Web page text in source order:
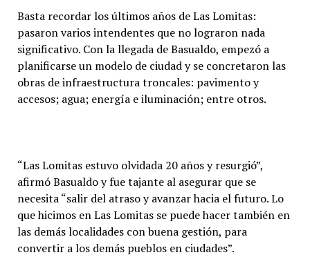
Basta recordar los últimos años de Las Lomitas:
pasaron varios intendentes que no lograron nada
significativo. Con la llegada de Basualdo, empezó a
planificarse un modelo de ciudad y se concretaron las
obras de infraestructura troncales: pavimento y
accesos; agua; energía e iluminación; entre otros.
“Las Lomitas estuvo olvidada 20 años y resurgió”,
afirmó Basualdo y fue tajante al asegurar que se
necesita “salir del atraso y avanzar hacia el futuro. Lo
que hicimos en Las Lomitas se puede hacer también en
las demás localidades con buena gestión, para
convertir a los demás pueblos en ciudades”.